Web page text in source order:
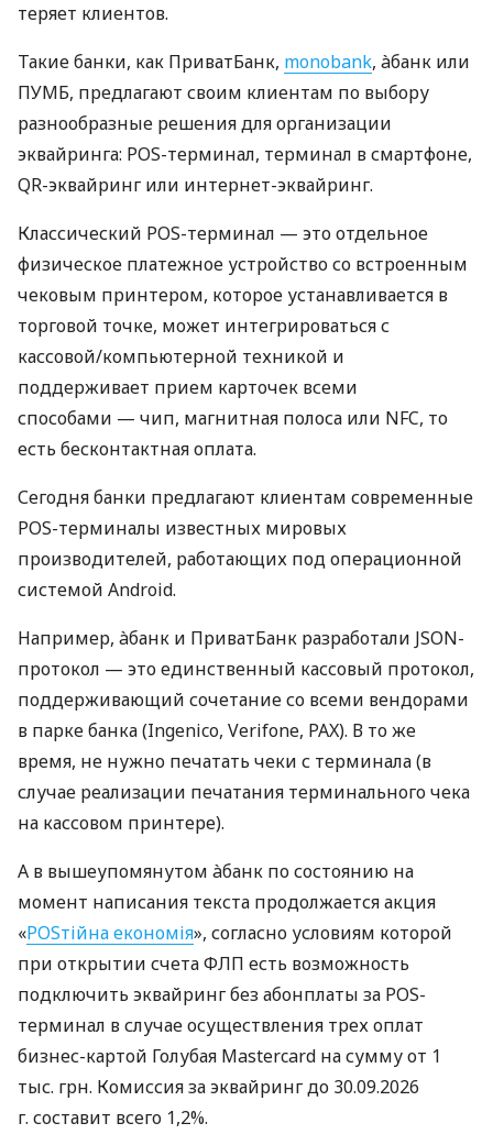
теряет клиентов.
Такие банки, как ПриватБанк, monobank, àбанк или
ПУМБ, предлагают своим клиентам по выбору
разнообразные решения для организации
эквайринга: POS-терминал, терминал в смартфоне,
QR-эквайринг или интернет-эквайринг.
Классический POS-терминал — это отдельное
физическое платежное устройство со встроенным
чековым принтером, которое устанавливается в
торговой точке, может интегрироваться с
кассовой/компьютерной техникой и
поддерживает прием карточек всеми
способами — чип, магнитная полоса или NFC, то
есть бесконтактная оплата.
Сегодня банки предлагают клиентам современные
POS-терминалы известных мировых
производителей, работающих под операционной
системой Android.
Например, àбанк и ПриватБанк разработали JSON-
протокол — это единственный кассовый протокол,
поддерживающий сочетание со всеми вендорами
в парке банка (Ingenico, Verifone, PAX). В то же
время, не нужно печатать чеки с терминала (в
случае реализации печатания терминального чека
на кассовом принтере).
А в вышеупомянутом àбанк по состоянию на
момент написания текста продолжается акция
«POSтійна економія», согласно условиям которой
при открытии счета ФЛП есть возможность
подключить эквайринг без абонплаты за POS-
терминал в случае осуществления трех оплат
бизнес-картой Голубая Mastercard на сумму от 1
тыс. грн. Комиссия за эквайринг до 30.09.2026
г. составит всего 1,2%.